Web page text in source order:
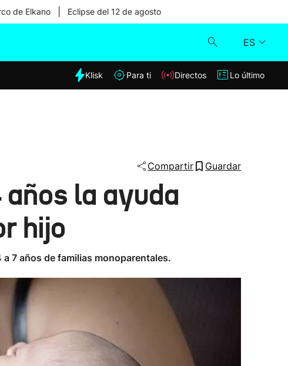
de Elkano Eclipse del 12 de agosto
ES
Klisk
Klisk Para ti Directos Lo último
Compartir Guardar
la ayuda
hijo
7 años de familias monoparentales.